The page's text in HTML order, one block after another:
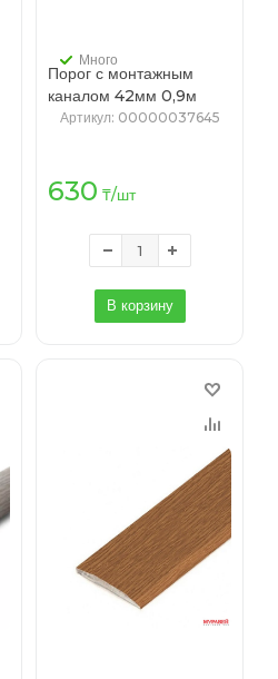
Порог с монтажным
каналом 42мм 0,9м
"Идеал", 213 Дуб
Много
Артикул: 00000037645
630 ₸/шт
В корзину